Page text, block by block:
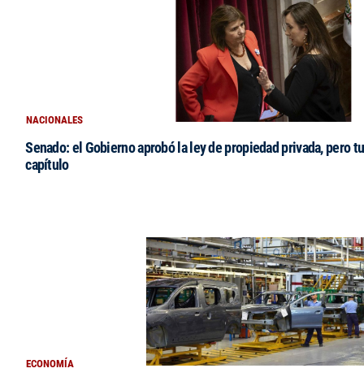
NACIONALES
Senado: el Gobierno aprobó la ley de propiedad privada, pero
capítulo
ECONOMÍA